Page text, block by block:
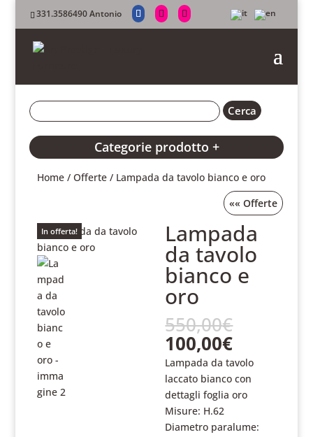
331.3586490 Antonio
Categorie prodotto +
Home /Offerte / Lampada da tavolo bianco e oro
««Offerte
In offerta! Lampada
da tavolo
bianco e
oro
550,00€
era:
550,00€.
100,00€Il
prezzo
attuale
è:
100,00€.
Lampada da tavolo
laccato bianco con
dettagli foglia oro
Misure: H.62
Diametro paralume: